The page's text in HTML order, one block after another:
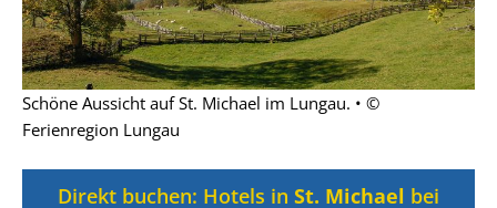
Schöne Aussicht auf St. Michael im Lungau. • ©
Ferienregion Lungau
Direkt buchen: Hotels in St. Michael bei